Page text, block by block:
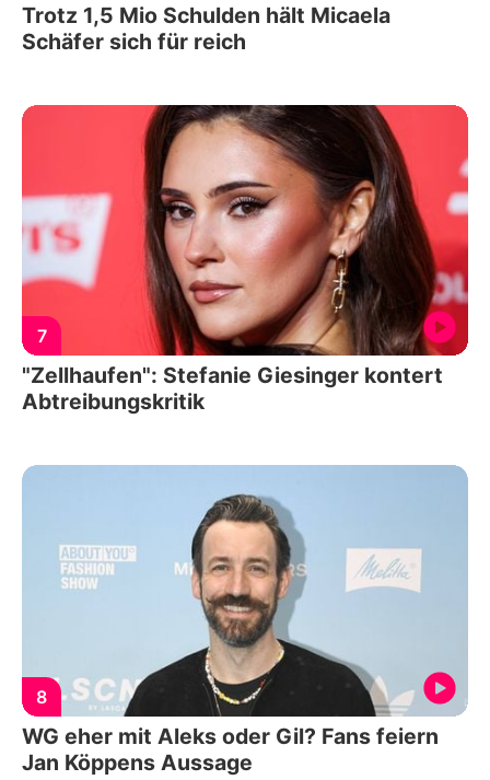
Trotz 1,5 Mio Schulden hält Micaela
Schäfer sich für reich
7
"Zellhaufen": Stefanie Giesinger kontert
Abtreibungskritik
8
WG eher mit Aleks oder Gil? Fans feiern
Jan Köppens Aussage